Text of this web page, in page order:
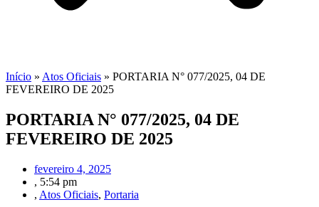
Início » Atos Oficiais » PORTARIA N° 077/2025, 04 DE
FEVEREIRO DE 2025
PORTARIA N° 077/2025, 04 DE
FEVEREIRO DE 2025
fevereiro 4, 2025
, 5:54 pm
, Atos Oficiais, Portaria